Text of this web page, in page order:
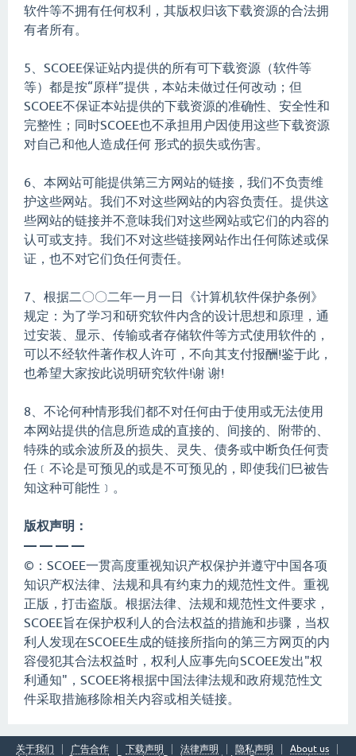
软件等不拥有任何权利，其版权归该下载资源的合法拥
有者所有。
5、SCOEE保证站内提供的所有可下载资源（软件等
等）都是按“原样”提供，本站未做过任何改动；但
SCOEE不保证本站提供的下载资源的准确性、安全性和
完整性；同时SCOEE也不承担用户因使用这些下载资源
对自己和他人造成任何 形式的损失或伤害。
6、本网站可能提供第三方网站的链接，我们不负责维
护这些网站。我们不对这些网站的内容负责任。提供这
些网站的链接并不意味我们对这些网站或它们的内容的
认可或支持。我们不对这些链接网站作出任何陈述或保
证，也不对它们负任何责任。
7、根据二〇〇二年一月一日《计算机软件保护条例》
规定：为了学习和研究软件内含的设计思想和原理，通
过安装、显示、传输或者存储软件等方式使用软件的，
可以不经软件著作权人许可，不向其支付报酬!鉴于此，
也希望大家按此说明研究软件!谢 谢!
8、不论何种情形我们都不对任何由于使用或无法使用
本网站提供的信息所造成的直接的、间接的、附带的、
特殊的或余波所及的损失、灵失、债务或中断负任何责
任﹝不论是可预见的或是不可预见的，即使我们巳被告
知这种可能性﹞。
版权声明：
— — — —
©：SCOEE一贯高度重视知识产权保护并遵守中国各项
知识产权法律、法规和具有约束力的规范性文件。重视
正版，打击盗版。根据法律、法规和规范性文件要求，
SCOEE旨在保护权利人的合法权益的措施和步骤，当权
利人发现在SCOEE生成的链接所指向的第三方网页的内
容侵犯其合法权益时，权利人应事先向SCOEE发出"权
利通知"，SCOEE将根据中国法律法规和政府规范性文
件采取措施移除相关内容或相关链接。
关于我们 广告合作 下载声明 法律声明 隐私声明
About us